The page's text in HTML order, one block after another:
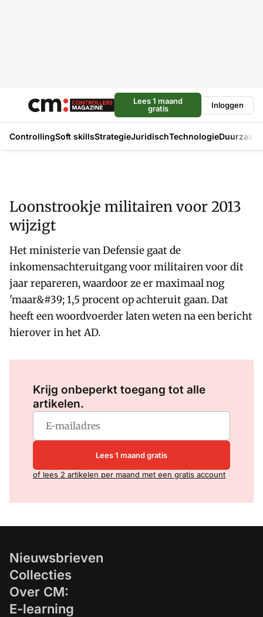
Lees 1 maand
gratis
Inloggen
ControllingSoft skillsStrategieJuridischTechnologie
Loonstrookje militairen voor 2013
wijzigt
Het ministerie van Defensie gaat de
inkomensachteruitgang voor militairen voor dit
jaar repareren, waardoor ze er maximaal nog
'maar&#39; 1,5 procent op achteruit gaan. Dat
heeft een woordvoerder laten weten na een bericht
hierover in het AD.
Krijg onbeperkt toegang tot alle
artikelen.
Lees 1 maand gratis
of lees 2 artikelen per maand met een gratis account
Nieuwsbrieven
Collecties
Over CM:
E-learning